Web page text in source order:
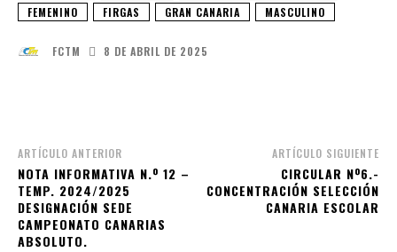
FEMENINO
FIRGAS GRAN CANARIA MASCULINO
FCTM 8 DE ABRIL DE 2025
ARTÍCULO ANTERIOR
NOTA INFORMATIVA N.º 12 –
TEMP. 2024/2025
DESIGNACIÓN SEDE
CAMPEONATO CANARIAS
ABSOLUTO.
ARTÍCULO SIGUIENTE
CIRCULAR Nº6.-
CONCENTRACIÓN SELECCIÓN
CANARIA ESCOLAR